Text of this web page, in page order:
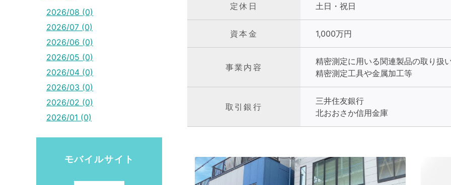
定休日 土日・祝日
資本金 1,000万円
事業内容
精密測定に用いる関連製品の取り扱
精密測定工具や金属加工等
取引銀行
三井住友銀行
北おおさか信用金庫
2026/08 (0)
2026/07 (0)
2026/06 (0)
2026/05 (0)
2026/04 (0)
2026/03 (0)
2026/02 (0)
2026/01 (0)
モバイルサイト